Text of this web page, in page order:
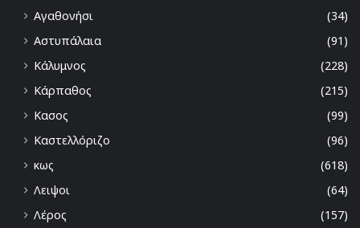
Αγαθονήσι
(34)
Αστυπάλαια
(91)
Κάλυμνος
(228)
Κάρπαθος
(215)
Κασος
(99)
Καστελλόριζο
(96)
κως
(618)
Λειψοι
(64)
Λέρος
(157)